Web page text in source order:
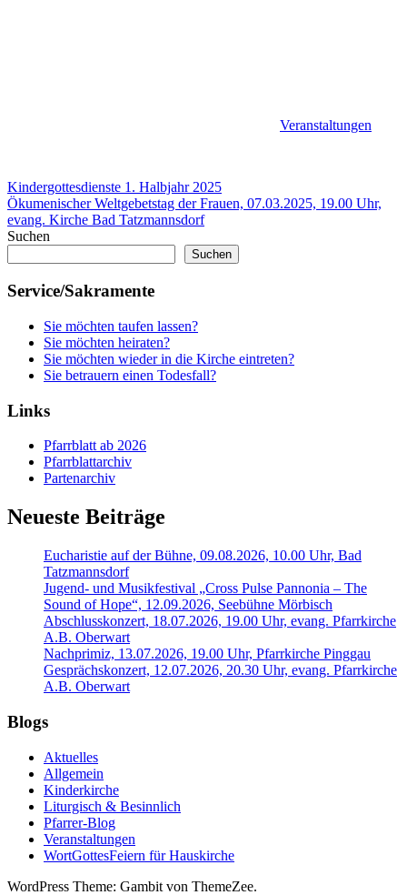
Veranstaltungen
Beitragsnavigation
Vorheriger
Beitrag:
Kindergottesdienste 1. Halbjahr 2025
Nächster
Beitrag:
Ökumenischer Weltgebetstag der Frauen, 07.03.2025, 19.00 Uhr,
evang. Kirche Bad Tatzmannsdorf
Suchen
Suchen
Service/Sakramente
Sie möchten taufen lassen?
Sie möchten heiraten?
Sie möchten wieder in die Kirche eintreten?
Sie betrauern einen Todesfall?
Links
Pfarrblatt ab 2026
Pfarrblattarchiv
Partenarchiv
Neueste Beiträge
Eucharistie auf der Bühne, 09.08.2026, 10.00 Uhr, Bad
Tatzmannsdorf
Jugend- und Musikfestival „Cross Pulse Pannonia – The
Sound of Hope“, 12.09.2026, Seebühne Mörbisch
Abschlusskonzert, 18.07.2026, 19.00 Uhr, evang. Pfarrkirche
A.B. Oberwart
Nachprimiz, 13.07.2026, 19.00 Uhr, Pfarrkirche Pinggau
Gesprächskonzert, 12.07.2026, 20.30 Uhr, evang. Pfarrkirche
A.B. Oberwart
Blogs
Aktuelles
Allgemein
Kinderkirche
Liturgisch & Besinnlich
Pfarrer-Blog
Veranstaltungen
WortGottesFeiern für Hauskirche
WordPress Theme: Gambit von ThemeZee.